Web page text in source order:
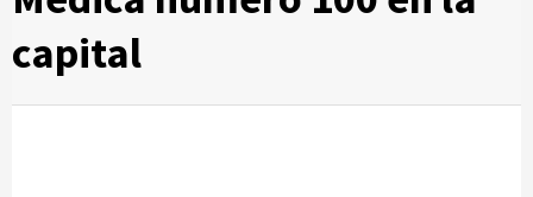
capital